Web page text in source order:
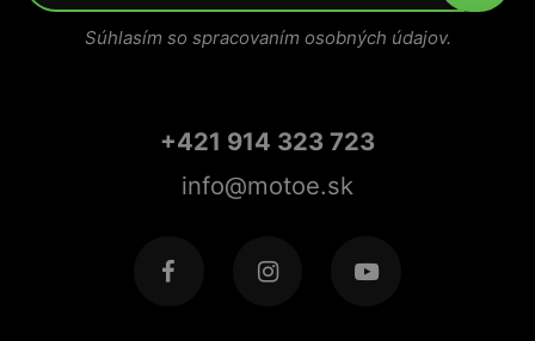
Súhlasím so spracovaním osobných údajov.
+421 914 323 723
info@motoe.sk